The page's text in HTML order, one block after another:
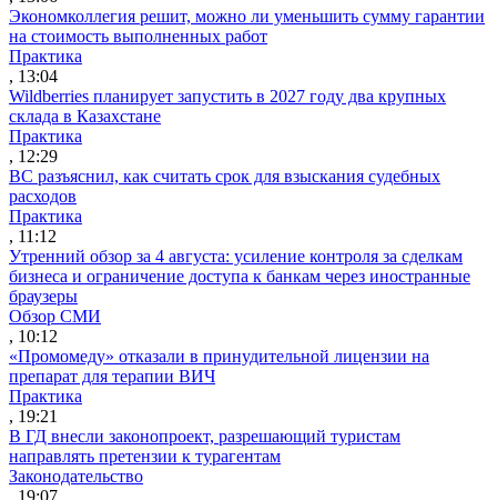
Экономколлегия решит, можно ли уменьшить сумму гарантии
на стоимость выполненных работ
Практика
, 13:04
Wildberries планирует запустить в 2027 году два крупных
склада в Казахстане
Практика
, 12:29
ВС разъяснил, как считать срок для взыскания судебных
расходов
Практика
, 11:12
Утренний обзор за 4 августа: усиление контроля за сделкам
бизнеса и ограничение доступа к банкам через иностранные
браузеры
Обзор СМИ
, 10:12
«Промомеду» отказали в принудительной лицензии на
препарат для терапии ВИЧ
Практика
, 19:21
В ГД внесли законопроект, разрешающий туристам
направлять претензии к турагентам
Законодательство
, 19:07